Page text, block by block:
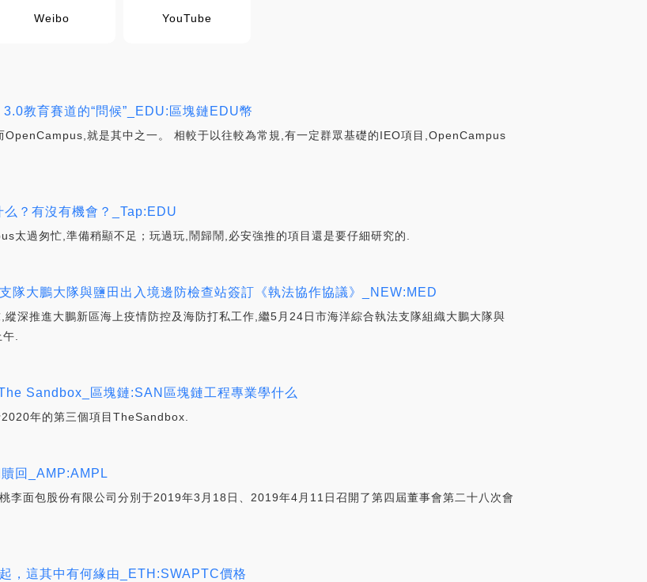
Weibo YouTube
教育賽道的“問候”_EDU:區塊鏈EDU幣
就是其中之一。 相較于以往較為常規,有一定群眾基礎的IEO項目,OpenCampus
？有沒有機會？_Tap:EDU
過匆忙,準備稍顯不足；玩過玩,鬧歸鬧,必安強推的項目還是要仔細研究的.
大鵬大隊與鹽田出入境邊防檢查站簽訂《執法協作協議》_NEW:MED
推進大鵬新區海上疫情防控及海防打私工作,繼5月24日市海洋綜合執法支隊組織大鵬大隊與
.
Sandbox_區塊鏈:SAN區塊鏈工程專業學什么
年的第三個項目TheSandbox.
回_AMP:AMPL
李面包股份有限公司分別于2019年3月18日、2019年4月11日召開了第四屆董事會第二十八次會
，這其中有何緣由_ETH:SWAPTC價格